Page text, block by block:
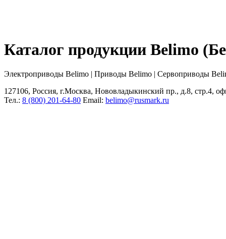
Каталог продукции Belimo
Электроприводы Belimo | Приводы Belimo | Сервоприводы
127106, Россия, г.Москва, Нововладыкинский пр., д.8, стр.4,
Тел.: 8 (800) 201-64-80 Еmail: belimo@rusmark.ru